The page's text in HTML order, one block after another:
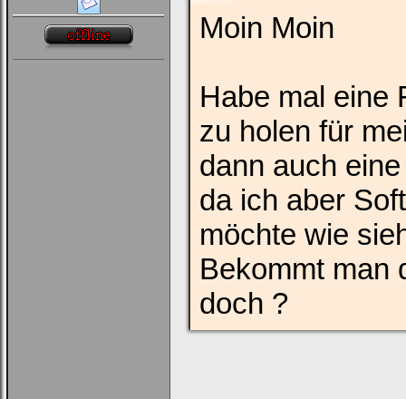
Moin Moin
Habe mal eine
zu holen für
dann auch
da ich aber
möchte wie
Bekommt man
doch ?